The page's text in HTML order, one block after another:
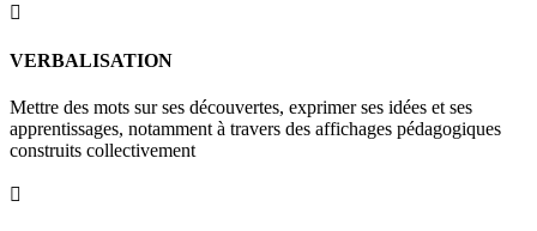

VERBALISATION
Mettre des mots sur ses découvertes, exprimer ses idées et ses
apprentissages, notamment à travers des affichages pédagogiques
construits collectivement
